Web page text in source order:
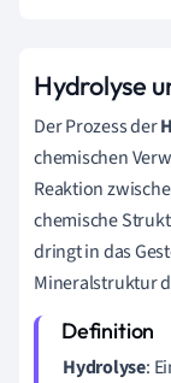
Hydrolyse
Der Prozess der
chemischen
Reaktion
chemische
dringt in das
Mineralstruktur
Hydrolyse: